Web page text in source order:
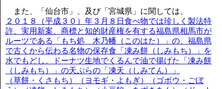
また、「仙台市」、及び「宮城県」に関しては、
２０１８（平成３０）年３月８日食べ物では珍しく製法特
許、実用新案、商標と知的財産権を有する福島県相馬市が
ルーツである「もち処 木乃幡（このはた）」の、福島県
で古くから伝わる名物の保存食「凍み餅（しみもち）」を
水でもどし、ドーナツ生地でくるんで油で揚げた「凍み餅
（しみもち）」の天ぷらの「凍天（しみてん）」
（草餅・くさもち）（ヨモギ・よもぎ）（ゴボウ・ごぼ